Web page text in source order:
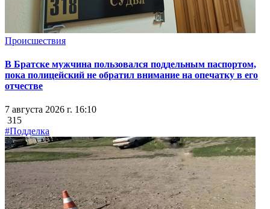
Происшествия
В Братске мужчина пользовался поддельным паспортом,
пока полицейский не обратил внимание на опечатку в его
отчестве
7 августа 2026 г. 16:10
315
#Подделка